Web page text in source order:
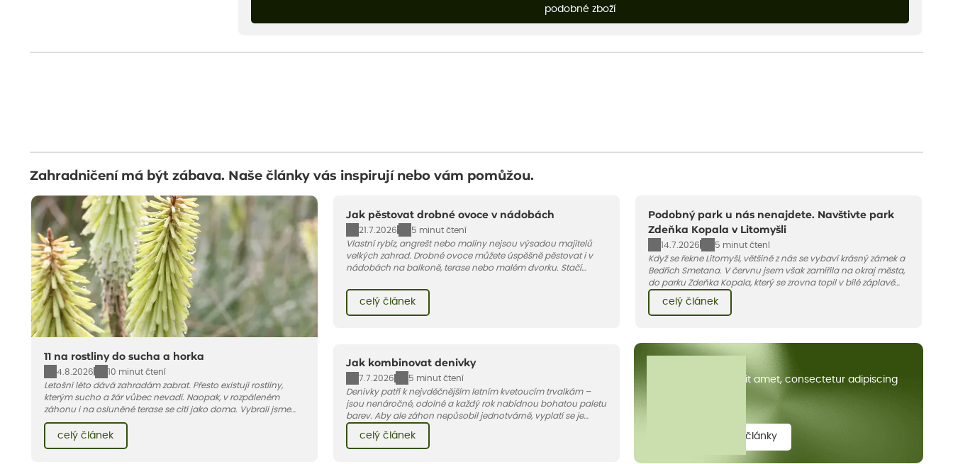
podobné zboží
Zahradničení má být zábava. Naše články vás inspirují nebo vám pomůžou.
11 na rostliny do sucha a horka
4.8.2026
10 minut čtení
Letošní léto dává zahradám zabrat. Přesto existují rostliny,
kterým sucho a žár vůbec nevadí. Naopak, v rozpáleném
záhonu i na osluněné terase se cítí jako doma. Vybrali jsme
pro vás 11 tipů na odolné druhy, které zvládnou horké a suché
léto bez pravidelné zálivky. Pojďme se podívat, které to jsou.
celý článek
Jak pěstovat drobné ovoce v nádobách
21.7.2026
5 minut čtení
Vlastní rybíz, angrešt nebo maliny nejsou výsadou majitelů
velkých zahrad. Drobné ovoce můžete úspěšně pěstovat i v
nádobách na balkoně, terase nebo malém dvorku. Stačí
pár základních pravidel. V tomto článku vám poradíme, jak na
celý článek
Podobný park u nás nenajdete. Navštivte park
Zdeňka Kopala v Litomyšli
14.7.2026
5 minut čtení
Když se řekne Litomyšl, většině z nás se vybaví krásný zámek a
Bedřich Smetana. V červnu jsem však zamířila na okraj města,
do parku Zdeňka Kopala, který se zrovna topil v bílé záplavě
kvetoucích kopretin. Fotky řeknou víc než slova, přidávám k
nim pár řádků o tom, jak tento jedinečný kus krajiny vznikl.
celý článek
Jak kombinovat denivky
7.7.2026
5 minut čtení
Denivky patří k nejvděčnějším letním kvetoucím trvalkám –
jsou nenáročné, odolné a každý rok nabídnou bohatou paletu
barev. Aby ale záhon nepůsobil jednotvárně, vyplatí se je
jakými trvalkami a travinami denivky nejlépe ladí.
celý článek
Lorem ipsum dolor sit amet, consectetur adipiscing
zobrazit všechny články